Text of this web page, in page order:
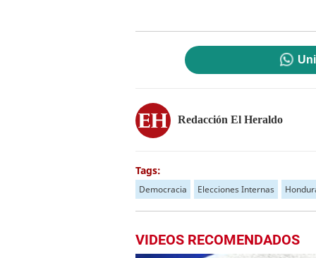
Redacción El Heraldo
Tags:
Democracia Elecciones Internas
VIDEOS RECOMENDADOS